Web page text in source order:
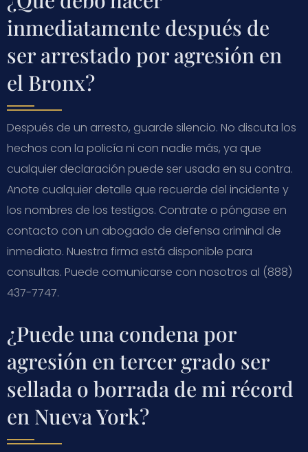
inmediatamente después de
ser arrestado por agresión en
el Bronx?
Después de un arresto, guarde silencio. No discuta los
hechos con la policía ni con nadie más, ya que
cualquier declaración puede ser usada en su contra.
Anote cualquier detalle que recuerde del incidente y
los nombres de los testigos. Contrate o póngase en
contacto con un abogado de defensa criminal de
inmediato. Nuestra firma está disponible para
consultas. Puede comunicarse con nosotros al (888)
437-7747.
¿Puede una condena por
agresión en tercer grado ser
sellada o borrada de mi récord
en Nueva York?